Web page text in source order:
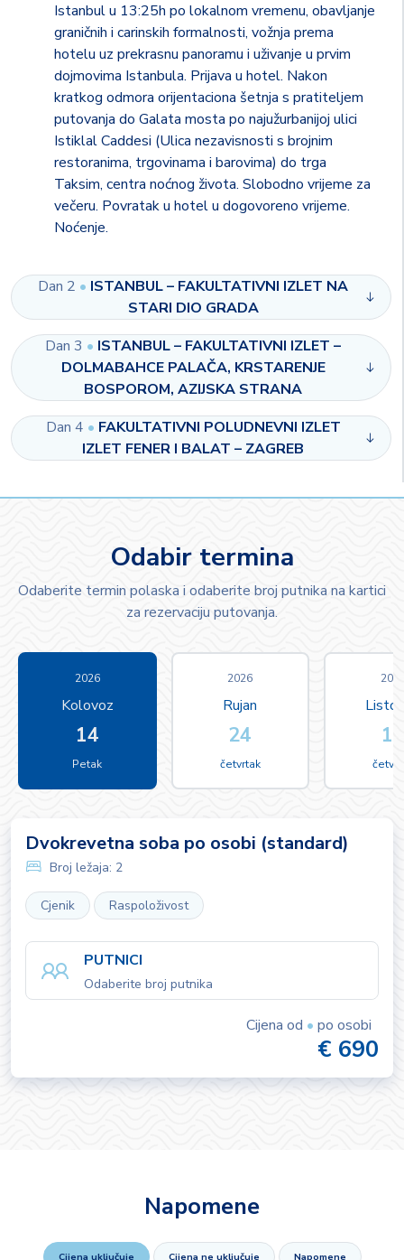
Istanbul u 13:25h po lokalnom vremenu, obavljanje
graničnih i carinskih formalnosti, vožnja prema
hotelu uz prekrasnu panoramu i uživanje u prvim
dojmovima Istanbula. Prijava u hotel. Nakon
kratkog odmora orijentaciona šetnja s pratiteljem
putovanja do Galata mosta po najužurbanijoj ulici
Istiklal Caddesi (Ulica nezavisnosti s brojnim
restoranima, trgovinama i barovima) do trga
Taksim, centra noćnog života. Slobodno vrijeme za
večeru. Povratak u hotel u dogovoreno vrijeme.
Noćenje.
Dan 2 • ISTANBUL – FAKULTATIVNI IZLET NA
STARI DIO GRADA
Dan 3 • ISTANBUL – FAKULTATIVNI IZLET –
DOLMABAHCE PALAČA, KRSTARENJE
BOSPOROM, AZIJSKA STRANA
Dan 4 • FAKULTATIVNI POLUDNEVNI IZLET
IZLET FENER I BALAT – ZAGREB
Odabir termina
Odaberite termin polaska i odaberite broj putnika na kartici
za rezervaciju putovanja.
2026
Kolovoz
14
Petak
2026
Rujan
24
četvrtak
15
Dvokrevetna soba po osobi (standard)
Broj ležaja: 2
Cjenik Raspoloživost
PUTNICI
Odaberite broj putnika
Cijena od • po osobi
€ 690
Napomene
Cijena uključuje Cijena ne uključuje Napomene